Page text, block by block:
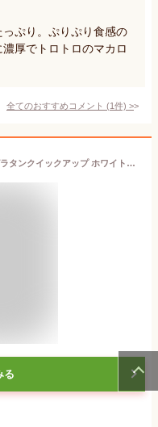
ぷり。ぷりぷり食感の
厚でトロトロのマカロ
全てのおすすめコメント (1件) >
《セット販売》 ハウス マカロニグラタンクイックアップ ホワイトソース 2皿分 (80g)×10個セット グラタンミックス ※軽減税率対象商品
る